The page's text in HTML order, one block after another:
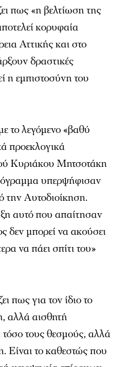
πως «η βελτίωση της
κορυφαία
Αττικής και στο
δραστικές
η εμπιστοσύνη του
το λεγόμενο «βαθύ
προεκλογικά
Κυριάκου Μητσοτάκη
υπερψήφισαν
την Αυτοδιοίκηση.
αυτό που απαίτησαν
δεν μπορεί να ακούσει
να πάει σπίτι του»
πως για τον ίδιο το
αλλά αισθητή
τόσο τους θεσμούς, αλλά
Είναι το καθεστώς που